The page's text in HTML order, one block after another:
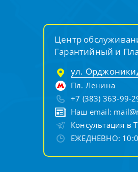
Центр
Гарантийный и
ул.
Пл. Ленина
+7 (383) 363-99-
Наш email:
Консультация в
ЕЖЕДНЕВНО: